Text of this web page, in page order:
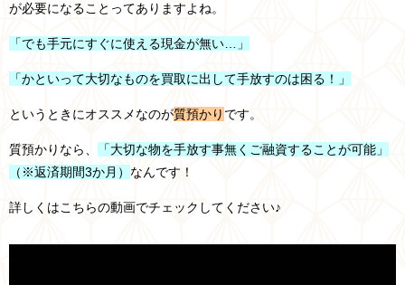
が必要になることってありますよね。
「でも手元にすぐに使える現金が無い…」
「かといって大切なものを買取に出して手放すのは困る！」
というときにオススメなのが質預かり です。
質預かりなら、
「大切な物を手放す事無くご融資することが可能」
（※返済期間3か月） なんです！
詳しくはこちらの動画でチェックしてください♪